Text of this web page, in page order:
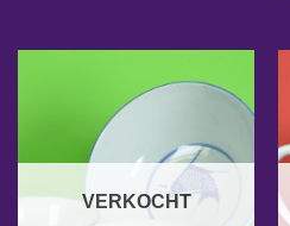
VERKOCHT